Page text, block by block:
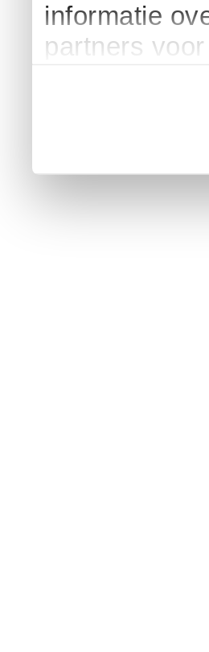
informatie
partners